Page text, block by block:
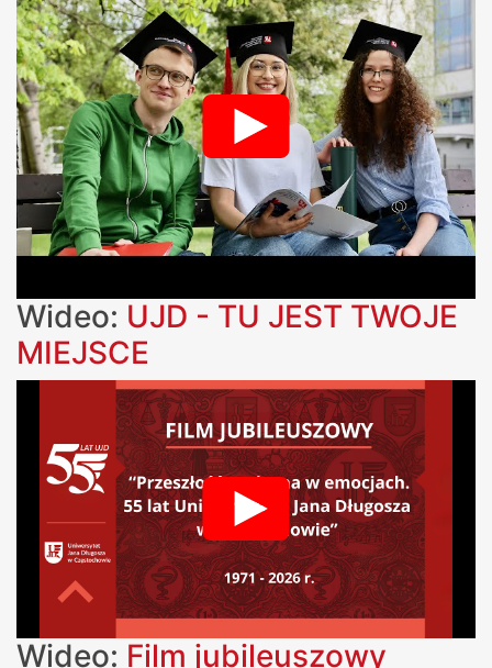
Wideo: UJD - TU JEST TWOJE
MIEJSCE
Wideo: Film jubileuszowy